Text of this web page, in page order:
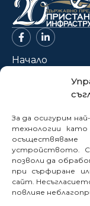
За да осигурим
технологии като
устройството.
позволи да
при сърфиране
сайт.
повлияе
Начало
Нормативна
Електронни
Профил на
Кариери
Контакти